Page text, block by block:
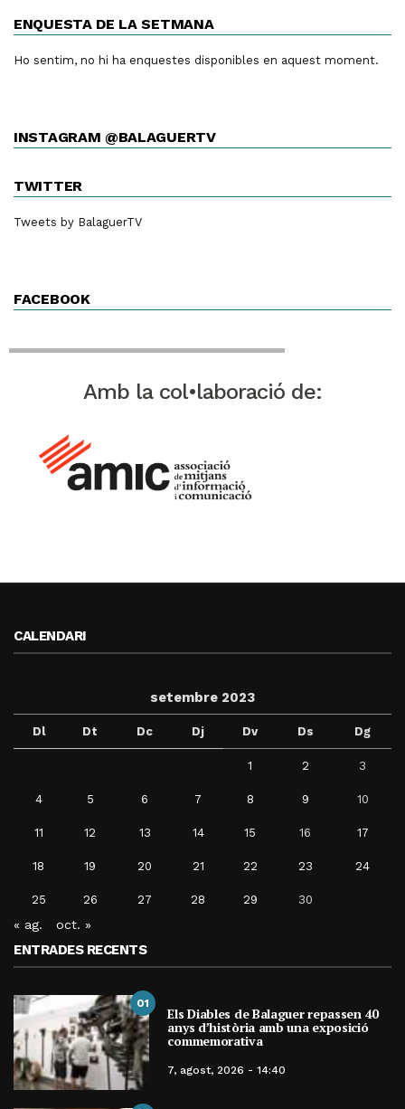
ENQUESTA DE LA SETMANA
Ho sentim, no hi ha enquestes disponibles en aquest moment.
INSTAGRAM @BALAGUERTV
TWITTER
Tweets by BalaguerTV
FACEBOOK
Amb la col•laboració de:
CALENDARI
setembre 2023
Dl Dt Dc Dj Dv Ds Dg
1 2 3
4 5 6 7 8 9 10
11 12 13 14 15 16 17
18 19 20 21 22 23 24
25 26 27 28 29 30
« ag. oct. »
ENTRADES RECENTS
01
Els Diables de Balaguer repassen 40
anys d’història amb una exposició
commemorativa
7, agost, 2026 - 14:40